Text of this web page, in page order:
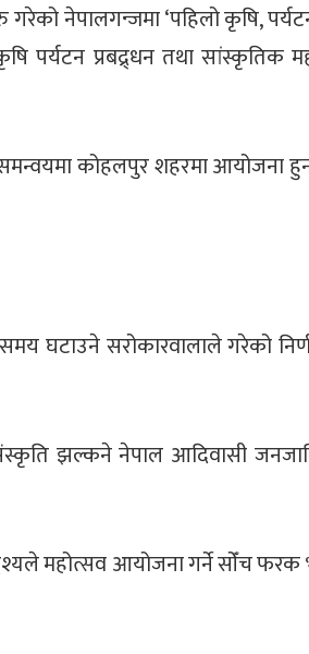
नेपालगन्जमा ‘पहिलो कृषि, पर्यटन
पर्यटन प्रबद्र्धन तथा सांस्कृतिक
कोहलपुर शहरमा आयोजना
घटाउने सरोकारवालाले गरेको
झल्कने नेपाल आदिवासी
महोत्सव आयोजना गर्ने सोँच